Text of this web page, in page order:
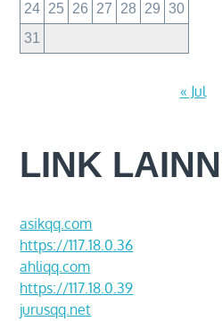
24 25 26 27 28 29
30
31
« Jul
LINK
asikqq.com
https://117.18.0.36
ahliqq.com
https://117.18.0.39
jurusqq.net